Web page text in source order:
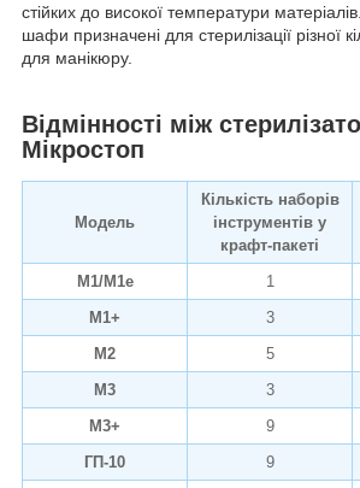
стійких до високої температури
шафи призначені для стерилізації різної
для манікюру.
Відмінності між
Мікростоп
Модель
Кількість наборів
інструментів у
крафт-пакеті
М1/М1е
1
М1+
3
М2
5
М3
3
М3+
9
ГП-10
9